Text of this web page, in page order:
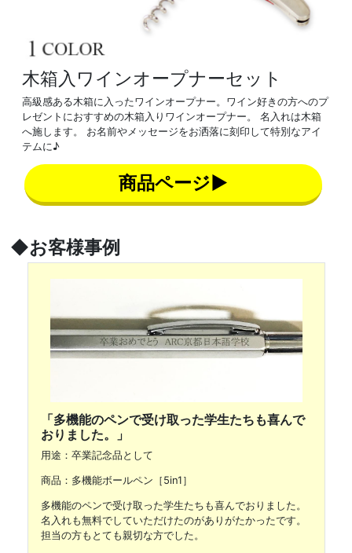
木箱入ワインオープナーセット
高級感ある木箱に入ったワインオープナー。ワイン好きの方へのプ
レゼントにおすすめの木箱入りワインオープナー。 名入れは木箱
へ施します。 お名前やメッセージをお洒落に刻印して特別なアイ
テムに♪
商品ページ▶
◆お客様事例
「多機能のペンで受け取った学生たちも喜んで
おりました。」
用途：卒業記念品として
商品：多機能ボールペン［5in1］
多機能のペンで受け取った学生たちも喜んでおりました。
名入れも無料でしていただけたのがありがたかったです。
担当の方もとても親切な方でした。